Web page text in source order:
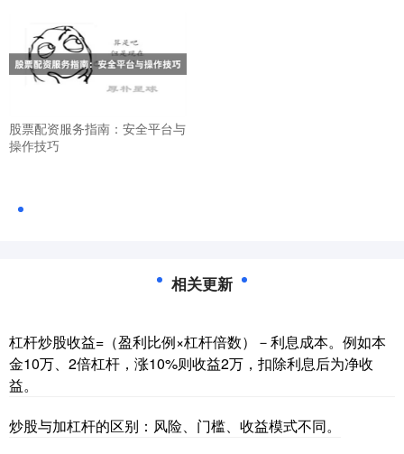
股票配资服务指南：安全平台与
操作技巧
相关更新
杠杆炒股收益=（盈利比例×杠杆倍数）－利息成本。例如本
金10万、2倍杠杆，涨10%则收益2万，扣除利息后为净收
益。
炒股与加杠杆的区别：风险、门槛、收益模式不同。